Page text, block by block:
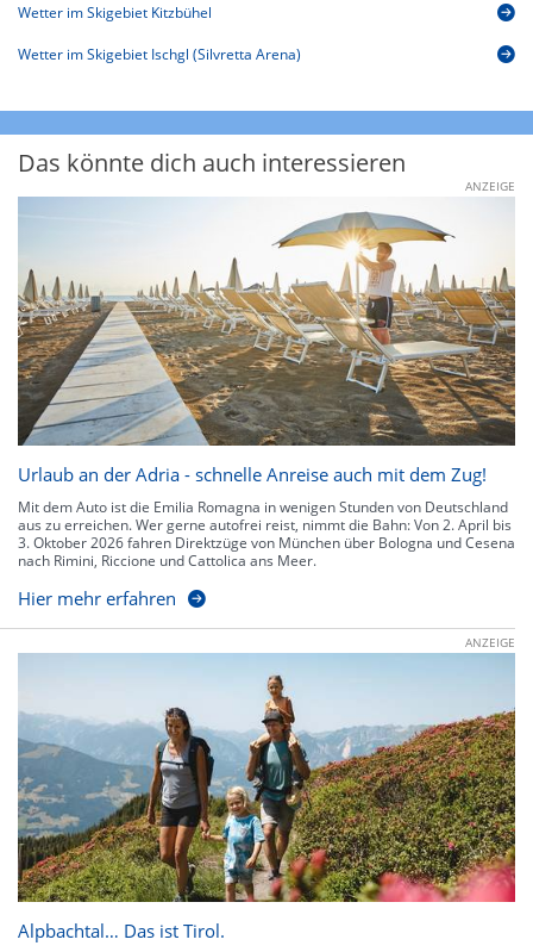
Wetter im Skigebiet Kitzbühel
Wetter im Skigebiet Ischgl (Silvretta Arena)
Das könnte dich auch interessieren
ANZEIGE
Urlaub an der Adria - schnelle Anreise auch mit dem Zug!
Mit dem Auto ist die Emilia Romagna in wenigen Stunden von Deutschland
aus zu erreichen. Wer gerne autofrei reist, nimmt die Bahn: Von 2. April bis
3. Oktober 2026 fahren Direktzüge von München über Bologna und Cesena
nach Rimini, Riccione und Cattolica ans Meer.
Hier mehr erfahren
ANZEIGE
Alpbachtal… Das ist Tirol.